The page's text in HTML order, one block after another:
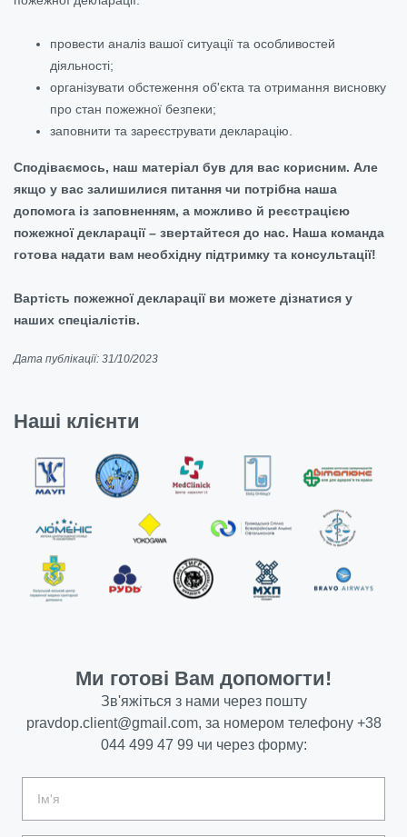
провести аналіз вашої ситуації та особливостей
діяльності;
організувати обстеження об'єкта та отримання висновку
про стан пожежної безпеки;
заповнити та зареєструвати декларацію.
Сподіваємось, наш матеріал був для вас корисним. Але
якщо у вас залишилися питання чи потрібна наша
допомога із заповненням, а можливо й реєстрацією
пожежної декларації – звертайтеся до нас. Наша команда
готова надати вам необхідну підтримку та консультації!
Вартість пожежної декларації ви можете дізнатися у
наших спеціалістів.
Дата публікації: 31/10/2023
Наші клієнти
Ми готові Вам допомогти!
Зв'яжіться з нами через пошту
pravdop.client@gmail.com, за номером телефону +38
044 499 47 99 чи через форму: